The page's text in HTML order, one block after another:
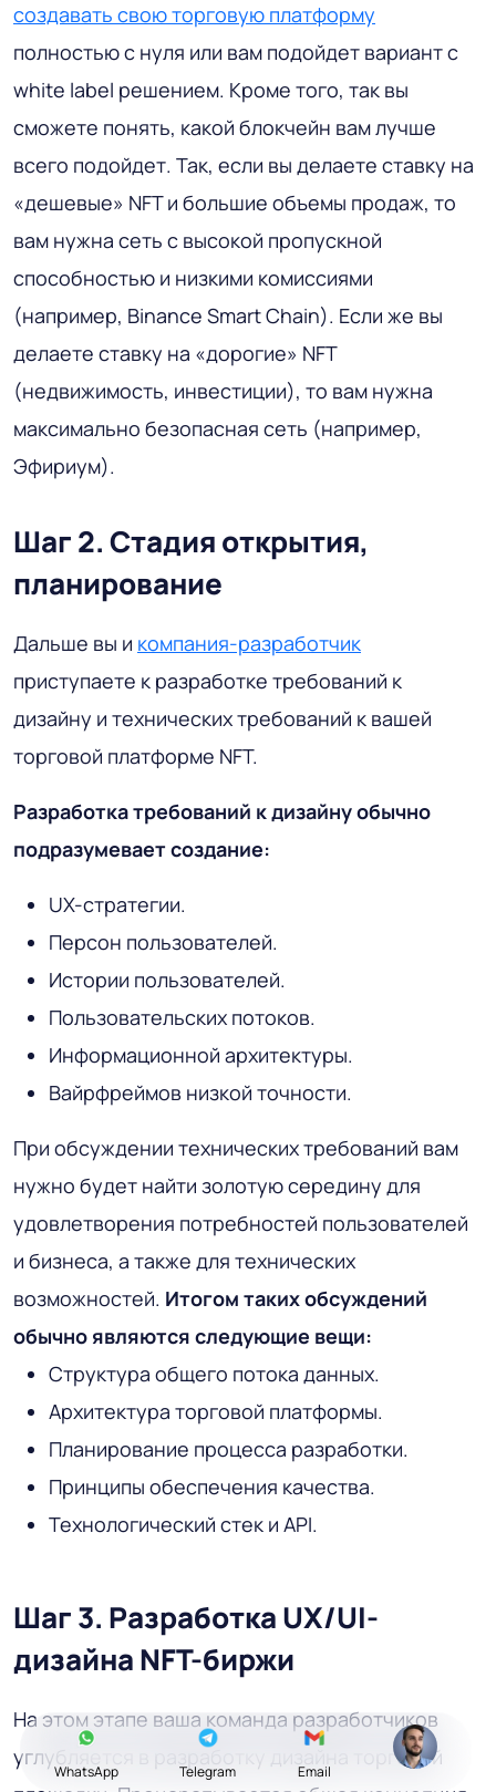
создавать свою торговую платформу
полностью с нуля или вам подойдет вариант с
white label решением. Кроме того, так вы
сможете понять, какой блокчейн вам лучше
всего подойдет. Так, если вы делаете ставку на
«дешевые» NFT и большие объемы продаж, то
вам нужна сеть с высокой пропускной
способностью и низкими комиссиями
(например, Binance Smart Chain). Если же вы
делаете ставку на «дорогие» NFT
(недвижимость, инвестиции), то вам нужна
максимально безопасная сеть (например,
Эфириум).
Шаг 2. Стадия открытия,
планирование
Дальше вы и компания-разработчик
приступаете к разработке требований к
дизайну и технических требований к вашей
торговой платформе NFT.
Разработка требований к дизайну обычно
подразумевает создание:
UX-стратегии.
Персон пользователей.
Истории пользователей.
Пользовательских потоков.
Информационной архитектуры.
Вайрфреймов низкой точности.
При обсуждении технических требований вам
нужно будет найти золотую середину для
удовлетворения потребностей пользователей
и бизнеса, а также для технических
возможностей. Итогом таких обсуждений
обычно являются следующие вещи:
Структура общего потока данных.
Архитектура торговой платформы.
Планирование процесса разработки.
Принципы обеспечения качества.
Технологический стек и API.
Шаг 3. Разработка UX/UI-
дизайна NFT-биржи
На этом этапе ваша команда разработчиков
углубляется в разработку дизайна торговой
WhatsApp Telegram Email